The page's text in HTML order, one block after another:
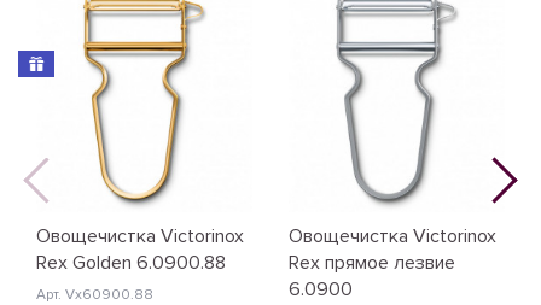
Овощечистка Victorinox
Rex Golden 6.0900.88
Арт. Vx60900.88
Овощечистка Victorinox
Rex прямое лезвие
6.0900